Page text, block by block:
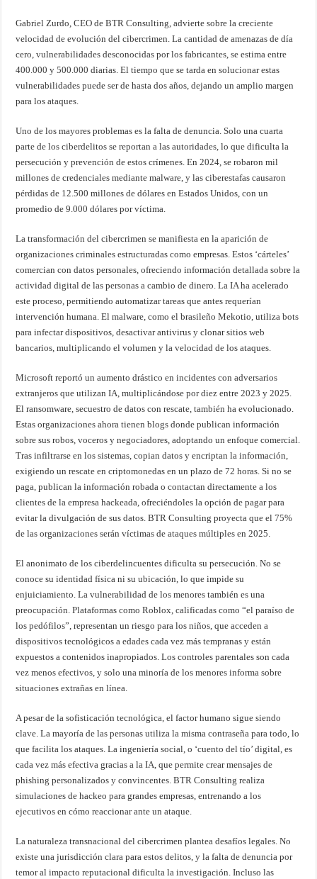
Gabriel Zurdo, CEO de BTR Consulting, advierte sobre la creciente
velocidad de evolución del cibercrimen. La cantidad de amenazas de día
cero, vulnerabilidades desconocidas por los fabricantes, se estima entre
400.000 y 500.000 diarias. El tiempo que se tarda en solucionar estas
vulnerabilidades puede ser de hasta dos años, dejando un amplio margen
para los ataques.
Uno de los mayores problemas es la falta de denuncia. Solo una cuarta
parte de los ciberdelitos se reportan a las autoridades, lo que dificulta la
persecución y prevención de estos crímenes. En 2024, se robaron mil
millones de credenciales mediante malware, y las ciberestafas causaron
pérdidas de 12.500 millones de dólares en Estados Unidos, con un
promedio de 9.000 dólares por víctima.
La transformación del cibercrimen se manifiesta en la aparición de
organizaciones criminales estructuradas como empresas. Estos ‘cárteles’
comercian con datos personales, ofreciendo información detallada sobre la
actividad digital de las personas a cambio de dinero. La IA ha acelerado
este proceso, permitiendo automatizar tareas que antes requerían
intervención humana. El malware, como el brasileño Mekotio, utiliza bots
para infectar dispositivos, desactivar antivirus y clonar sitios web
bancarios, multiplicando el volumen y la velocidad de los ataques.
Microsoft reportó un aumento drástico en incidentes con adversarios
extranjeros que utilizan IA, multiplicándose por diez entre 2023 y 2025.
El ransomware, secuestro de datos con rescate, también ha evolucionado.
Estas organizaciones ahora tienen blogs donde publican información
sobre sus robos, voceros y negociadores, adoptando un enfoque comercial.
Tras infiltrarse en los sistemas, copian datos y encriptan la información,
exigiendo un rescate en criptomonedas en un plazo de 72 horas. Si no se
paga, publican la información robada o contactan directamente a los
clientes de la empresa hackeada, ofreciéndoles la opción de pagar para
evitar la divulgación de sus datos. BTR Consulting proyecta que el 75%
de las organizaciones serán víctimas de ataques múltiples en 2025.
El anonimato de los ciberdelincuentes dificulta su persecución. No se
conoce su identidad física ni su ubicación, lo que impide su
enjuiciamiento. La vulnerabilidad de los menores también es una
preocupación. Plataformas como Roblox, calificadas como “el paraíso de
los pedófilos”, representan un riesgo para los niños, que acceden a
dispositivos tecnológicos a edades cada vez más tempranas y están
expuestos a contenidos inapropiados. Los controles parentales son cada
vez menos efectivos, y solo una minoría de los menores informa sobre
situaciones extrañas en línea.
A pesar de la sofisticación tecnológica, el factor humano sigue siendo
clave. La mayoría de las personas utiliza la misma contraseña para todo, lo
que facilita los ataques. La ingeniería social, o ‘cuento del tío’ digital, es
cada vez más efectiva gracias a la IA, que permite crear mensajes de
phishing personalizados y convincentes. BTR Consulting realiza
simulaciones de hackeo para grandes empresas, entrenando a los
ejecutivos en cómo reaccionar ante un ataque.
La naturaleza transnacional del cibercrimen plantea desafíos legales. No
existe una jurisdicción clara para estos delitos, y la falta de denuncia por
temor al impacto reputacional dificulta la investigación. Incluso las